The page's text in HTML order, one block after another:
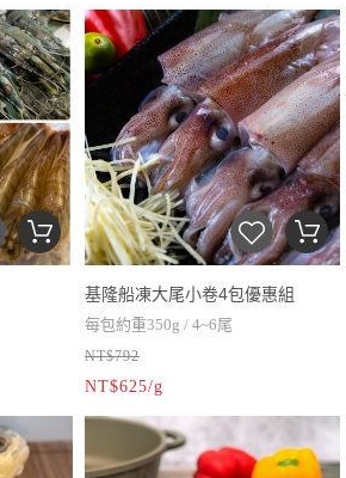
基隆船凍大尾小卷4包優惠組
每包約重350g / 4~6尾
NT$792
NT$625/g